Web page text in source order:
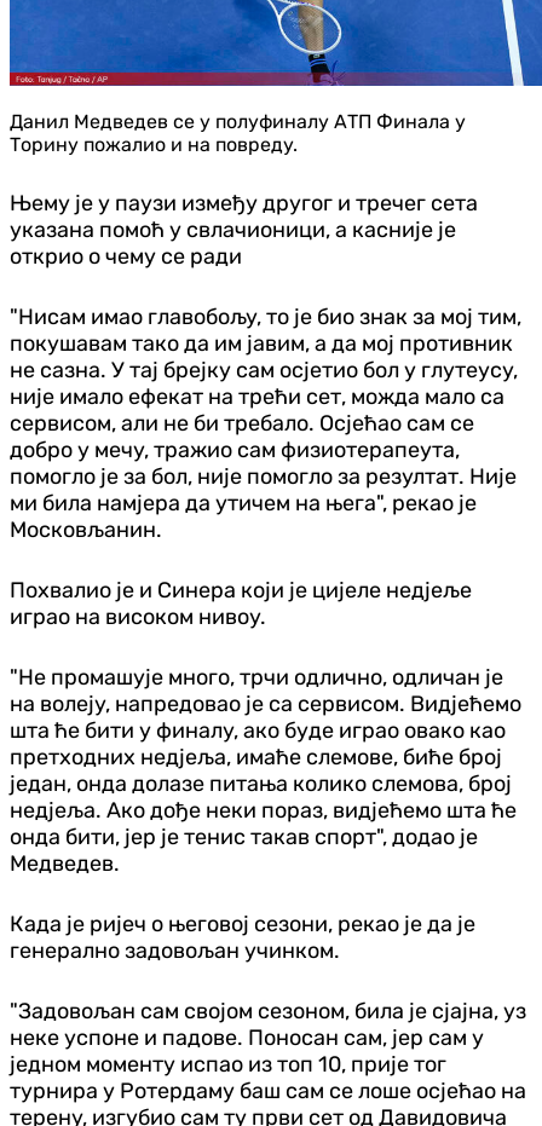
Данил Медведев се у полуфиналу АТП Финала у
Торину пожалио и на повреду.
Њему је у паузи између другог и тречег сета
указана помоћ у свлачионици, а касније је
открио о чему се ради
"Нисам имао главобољу, то је био знак за мој тим,
покушавам тако да им јавим, а да мој противник
не сазна. У тај брејку сам осјетио бол у глутеусу,
није имало ефекат на трећи сет, можда мало са
сервисом, али не би требало. Осјећао сам се
добро у мечу, тражио сам физиотерапеута,
помогло је за бол, није помогло за резултат. Није
ми била намјера да утичем на њега", рекао је
Московљанин.
Похвалио је и Синера који је цијеле недјеље
играо на високом нивоу.
"Не промашује много, трчи одлично, одличан је
на волеју, напредовао је са сервисом. Видјећемо
шта ће бити у финалу, ако буде играо овако као
претходних недјеља, имаће слемове, биће број
један, онда долазе питања колико слемова, број
недјеља. Ако дође неки пораз, видјећемо шта ће
онда бити, јер је тенис такав спорт", додао је
Медведев.
Када је ријеч о његовој сезони, рекао је да је
генерално задовољан учинком.
"Задовољан сам својом сезоном, била је сјајна, уз
неке успоне и падове. Поносан сам, јер сам у
једном моменту испао из топ 10, прије тог
турнира у Ротердаму баш сам се лоше осјећао на
терену, изгубио сам ту први сет од Давидовича